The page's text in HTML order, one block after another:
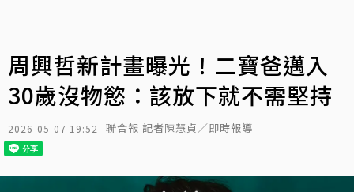
周興哲新計畫曝光！二寶爸邁入
30歲沒物慾：該放下就不需堅持
2026-05-07 19:52 聯合報 記者陳慧貞／即時報導